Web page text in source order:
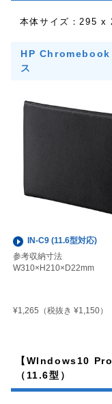
本体サイズ：295
HP Chromebook
ス
IN-C9 (11.6型対応)
参考収納寸法
W310×H210×D22mm
¥1,265 （税抜き ¥1,150）
【WIndows10
（11.6型）